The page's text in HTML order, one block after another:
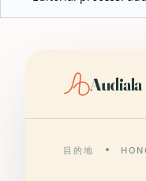
Audiala
目的地